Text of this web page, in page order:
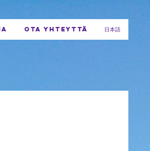
OTA YHTEYTTÄ 日本語